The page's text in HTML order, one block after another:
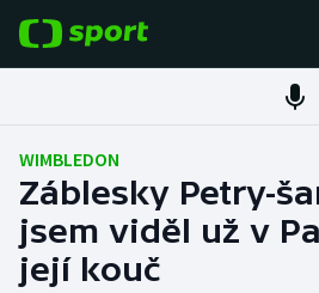
Fotbal
Hokej
Tenis
WIMBLEDON
Záblesky Petry-
jsem viděl už v
její kouč